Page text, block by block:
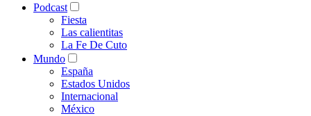
Podcast
Fiesta
Las calientitas
La Fe De Cuto
Mundo
España
Estados Unidos
Internacional
México